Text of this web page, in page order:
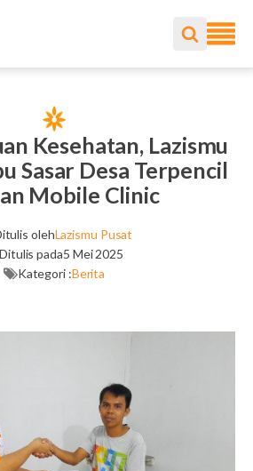
Kesehatan, Lazismu
Sasar Desa Terpencil
Mobile Clinic
olehLazismu Pusat
Ditulis pada5 Mei 2025
Kategori :Berita